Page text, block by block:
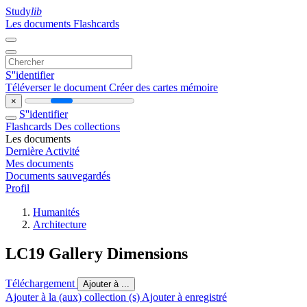
Studylib
Les documents Flashcards
S''identifier
Téléverser le document Créer des cartes mémoire
×
S''identifier
Flashcards Des collections
Les documents
Dernière Activité
Mes documents
Documents sauvegardés
Profil
Humanités
Architecture
LC19 Gallery Dimensions
Téléchargement Ajouter à ...
Ajouter à la (aux) collection (s) Ajouter à enregistré